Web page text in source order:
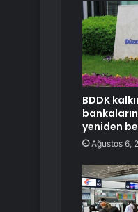
BDDK
yeniden
Ağustos 6,